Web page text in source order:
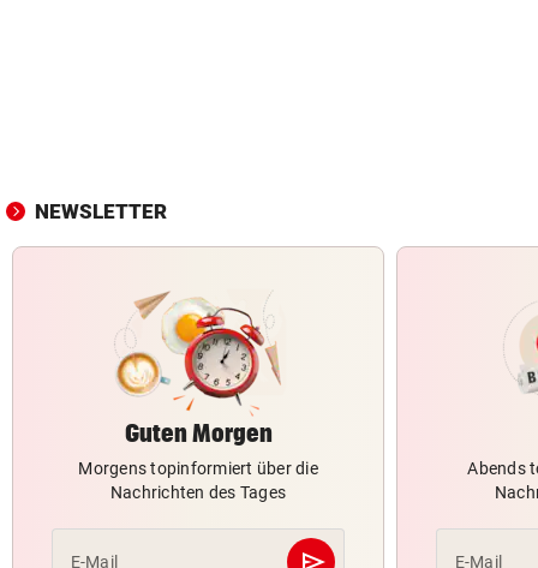
NEWSLETTER
Guten Morgen
Morgens topinformiert über die
Nachrichten des Tages
E-Mail
Abends
E-Mail